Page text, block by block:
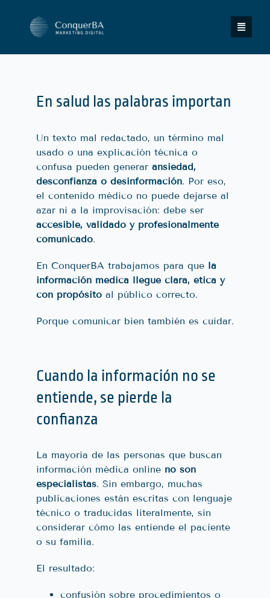
content
Toggle
Contacto
Diagnóstico gratuito
En salud las palabras importan
Un texto mal redactado, un término mal
usado o una explicación técnica o
confusa pueden generar ansiedad,
desconfianza o desinformación. Por eso,
el contenido médico no puede dejarse al
azar ni a la improvisación: debe ser
accesible, validado y profesionalmente
comunicado.
En ConquerBA trabajamos para que la
información médica llegue clara, ética y
con propósito al público correcto.
Porque comunicar bien también es cuidar.
Cuando la información no se
entiende, se pierde la
confianza
La mayoría de las personas que buscan
información médica online no son
especialistas. Sin embargo, muchas
publicaciones están escritas con lenguaje
técnico o traducidas literalmente, sin
considerar cómo las entiende el paciente
o su familia.
El resultado:
confusión sobre procedimientos o